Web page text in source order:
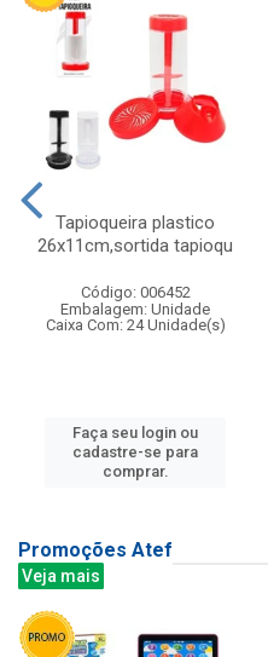
Tapioqueira plastico
26x11cm,sortida tapioqu
Código: 006452
Embalagem: Unidade
Caixa Com: 24 Unidade(s)
Faça seu login ou
cadastre-se para
comprar.
Promoções Atef
Veja mais